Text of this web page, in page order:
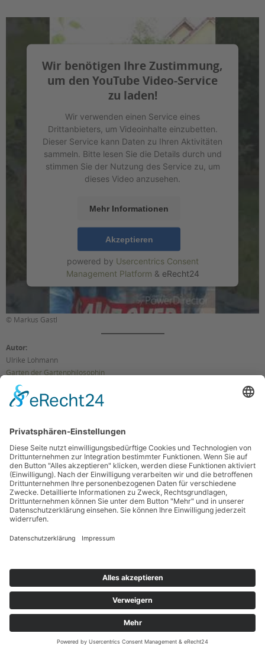
Wir benötigen Ihre Zustimmung,
um den YouTube Video-Service
zu laden!
Wir verwenden einen Service eines
Drittanbieters, um Videoinhalte einzubetten.
Dieser Service kann Daten zu Ihren Aktivitäten
sammeln. Bitte lesen Sie die Details durch und
stimmen Sie der Nutzung des Service zu, um
dieses Video anzusehen.
Mehr Informationen
Akzeptieren
powered by Usercentrics Consent
Management Platform & eRecht24
© Markus Gastl
Autor:
Ulrike Lohmann
Garten der Gartenphilosophin
Urheberrechte der Bilder und Texte liegen, soweit nicht anders angegeben,
bei Ulrike Lohmann. Verwendung nur nach vorheriger Genehmigung.
Die Verzahnung der Zonen Die Puffer Zone
DATENSCHUTZ SOCIAL MEDIA DATENSCHUTZERKLÄRUNG
JETZT SPENDEN
Präsentiert vonNirvana&WordPress.